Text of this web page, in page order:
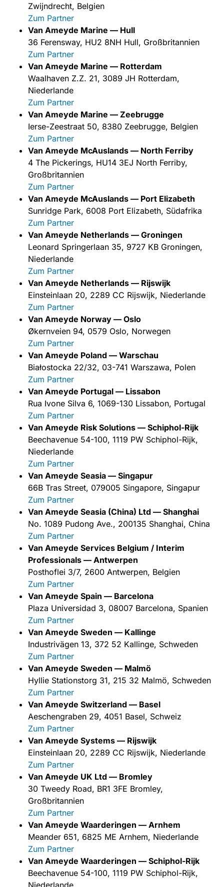
Zwijndrecht, Belgien
Zum Partner
Van Ameyde Marine — Hull
36 Ferensway, HU2 8NH Hull, Großbritannien
Zum Partner
Van Ameyde Marine — Rotterdam
Waalhaven Z.Z. 21, 3089 JH Rotterdam,
Niederlande
Zum Partner
Van Ameyde Marine — Zeebrugge
Ierse-Zeestraat 50, 8380 Zeebrugge, Belgien
Zum Partner
Van Ameyde McAuslands — North Ferriby
4 The Pickerings, HU14 3EJ North Ferriby,
Großbritannien
Zum Partner
Van Ameyde McAuslands — Port Elizabeth
Sunridge Park, 6008 Port Elizabeth, Südafrika
Zum Partner
Van Ameyde Netherlands — Groningen
Leonard Springerlaan 35, 9727 KB Groningen,
Niederlande
Zum Partner
Van Ameyde Netherlands — Rijswijk
Einsteinlaan 20, 2289 CC Rijswijk, Niederlande
Zum Partner
Van Ameyde Norway — Oslo
Økernveien 94, 0579 Oslo, Norwegen
Zum Partner
Van Ameyde Poland — Warschau
Białostocka 22/32, 03-741 Warszawa, Polen
Zum Partner
Van Ameyde Portugal — Lissabon
Rua Ivone Silva 6, 1069-130 Lissabon, Portugal
Zum Partner
Van Ameyde Risk Solutions — Schiphol-Rijk
Beechavenue 54-100, 1119 PW Schiphol-Rijk,
Niederlande
Zum Partner
Van Ameyde Seasia — Singapur
66B Tras Street, 079005 Singapore, Singapur
Zum Partner
Van Ameyde Seasia (China) Ltd — Shanghai
No. 1089 Pudong Ave., 200135 Shanghai, China
Zum Partner
Van Ameyde Services Belgium / Interim
Professionals — Antwerpen
Posthoflei 3/7, 2600 Antwerpen, Belgien
Zum Partner
Van Ameyde Spain — Barcelona
Plaza Universidad 3, 08007 Barcelona, Spanien
Zum Partner
Van Ameyde Sweden — Kallinge
Industrivägen 13, 372 52 Kallinge, Schweden
Zum Partner
Van Ameyde Sweden — Malmö
Hyllie Stationstorg 31, 215 32 Malmö, Schweden
Zum Partner
Van Ameyde Switzerland — Basel
Aeschengraben 29, 4051 Basel, Schweiz
Zum Partner
Van Ameyde Systems — Rijswijk
Einsteinlaan 20, 2289 CC Rijswijk, Niederlande
Zum Partner
Van Ameyde UK Ltd — Bromley
30 Tweedy Road, BR1 3FE Bromley,
Großbritannien
Zum Partner
Van Ameyde Waarderingen — Arnhem
Meander 651, 6825 ME Arnhem, Niederlande
Zum Partner
Van Ameyde Waarderingen — Schiphol-Rijk
Beechavenue 54-100, 1119 PW Schiphol-Rijk,